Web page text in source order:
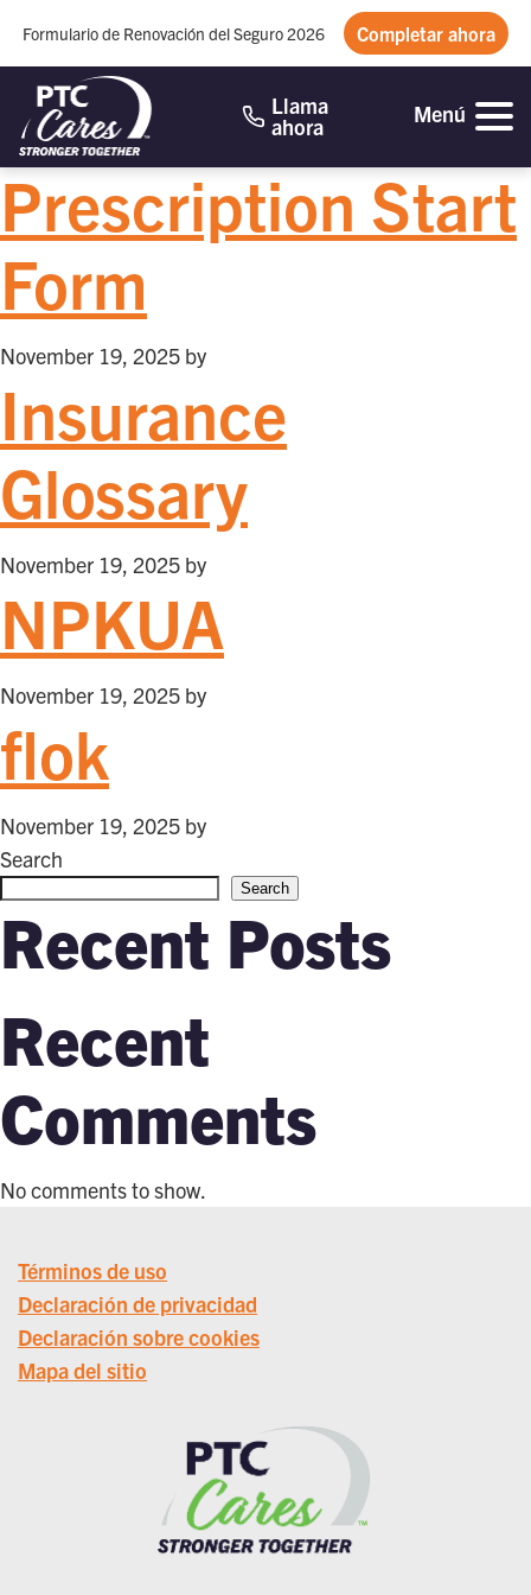
Formulario de Renovación del Seguro 2026 Completar ahora
Llama
ahora Menú
Prescription Start
Form
November 19, 2025 by
Insurance
Glossary
November 19, 2025 by
NPKUA
November 19, 2025 by
flok
November 19, 2025 by
Search
Search
Recent Posts
Recent
Comments
No comments to show.
Términos de uso
Declaración de privacidad
Declaración sobre cookies
Mapa del sitio